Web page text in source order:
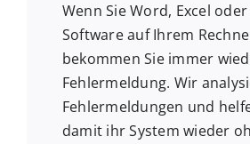
Wenn Sie Word, Excel
Software auf Ihrem
bekommen Sie immer
Fehlermeldung. Wir
Fehlermeldungen und
damit ihr System wieder